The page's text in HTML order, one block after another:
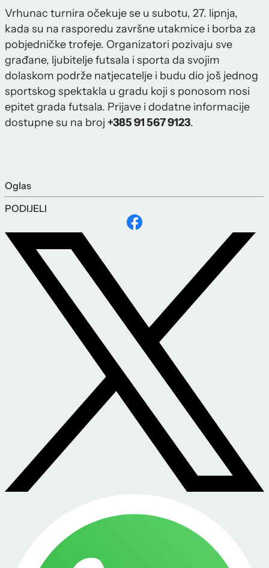
Vrhunac turnira očekuje se u subotu, 27. lipnja,
kada su na rasporedu završne utakmice i borba za
pobjedničke trofeje. Organizatori pozivaju sve
građane, ljubitelje futsala i sporta da svojim
dolaskom podrže natjecatelje i budu dio još jednog
sportskog spektakla u gradu koji s ponosom nosi
epitet grada futsala. Prijave i dodatne informacije
dostupne su na broj +385 91 567 9123.
Oglas
PODIJELI